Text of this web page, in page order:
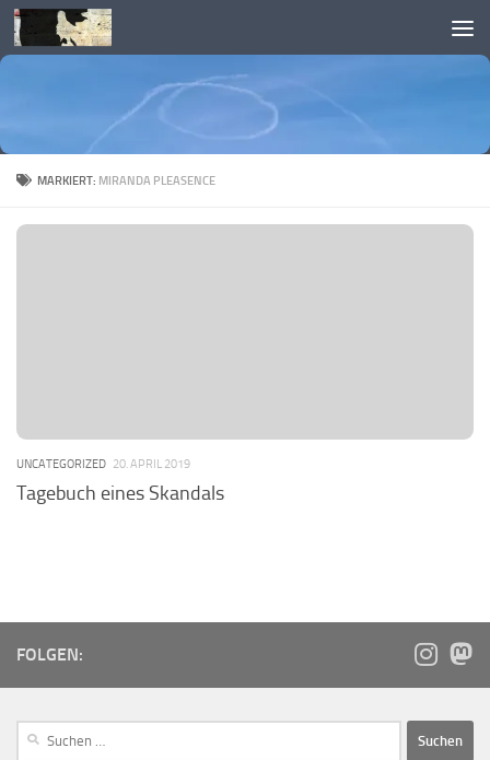
Skip to content
MARKIERT: MIRANDA PLEASENCE
UNCATEGORIZED 20. APRIL 2019
Tagebuch eines Skandals
FOLGEN: